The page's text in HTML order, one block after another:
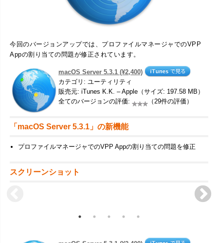
今回のバージョンアップでは、プロファイルマネージャでのVPP
Appの割り当ての問題が修正されています。
macOS Server 5.3.1 (¥2,400)
カテゴリ: ユーティリティ
販売元: iTunes K.K. – Apple（サイズ: 197.58 MB）
全てのバージョンの評価:
（29件の評価）
「macOS Server 5.3.1」の新機能
プロファイルマネージャでのVPP Appの割り当ての問題を修正
スクリーンショット